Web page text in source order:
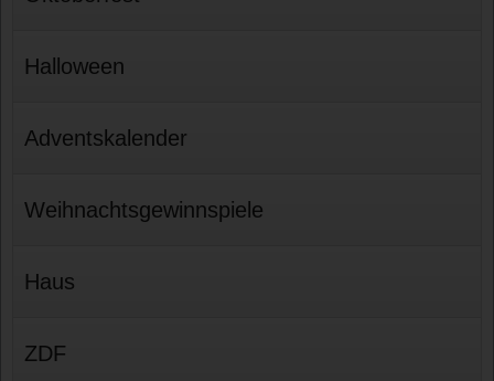
Halloween
Adventskalender
Weihnachtsgewinnspiele
Haus
ZDF